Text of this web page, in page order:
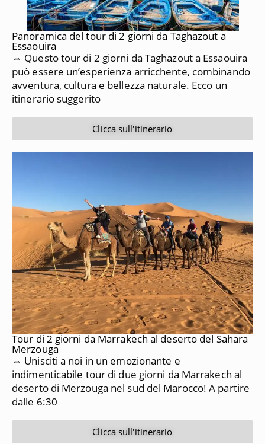
Panoramica del tour di 2 giorni da Taghazout a
Essaouira
⇔ Questo tour di 2 giorni da Taghazout a Essaouira
può essere un’esperienza arricchente, combinando
avventura, cultura e bellezza naturale. Ecco un
itinerario suggerito
Clicca sull'itinerario
Tour di 2 giorni da Marrakech al deserto del Sahara
Merzouga
⇔ Unisciti a noi in un emozionante e
indimenticabile tour di due giorni da Marrakech al
deserto di Merzouga nel sud del Marocco! A partire
dalle 6:30
Clicca sull'itinerario